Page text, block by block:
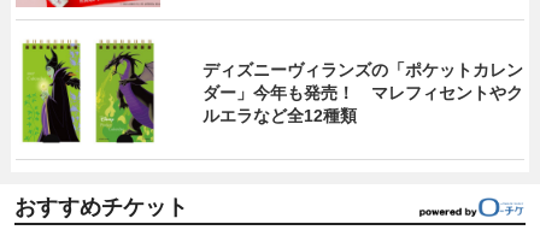
ディズニーヴィランズの「ポケットカレン
ダー」今年も発売！ マレフィセントやク
ルエラなど全12種類
おすすめチケット